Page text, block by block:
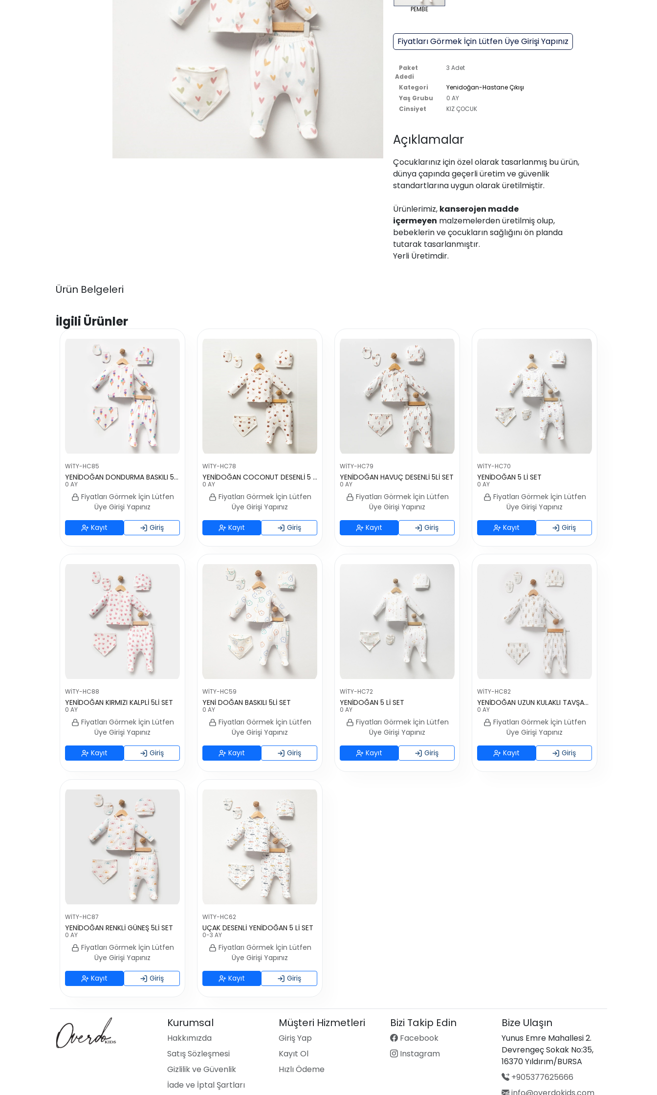
PEMBE
Fiyatları Görmek İçin Lütfen Üye Girişi Yapınız
Paket
Adedi
3 Adet
Kategori
Yenidoğan-Hastane Çıkışı
Yaş Grubu
0 AY
Cinsiyet
KIZ ÇOCUK
Açıklamalar
Çocuklarınız için özel olarak tasarlanmış bu ürün,
dünya çapında geçerli üretim ve güvenlik
standartlarına uygun olarak üretilmiştir.
Ürünlerimiz, kanserojen madde
içermeyen malzemelerden üretilmiş olup,
bebeklerin ve çocukların sağlığını ön planda
tutarak tasarlanmıştır.
Yerli Üretimdir.
Ürün Belgeleri
İlgili Ürünler
WİTY-HC85
YENİDOĞAN DONDURMA BASKILI 5Lİ SET
0 AY
Fiyatları Görmek İçin Lütfen
Üye Girişi Yapınız
Kayıt Giriş
WİTY-HC78
YENİDOĞAN COCONUT DESENLİ 5 Lİ SET
0 AY
Fiyatları Görmek İçin Lütfen
Üye Girişi Yapınız
Kayıt Giriş
WİTY-HC79
YENİDOĞAN HAVUÇ DESENLİ 5Lİ SET
0 AY
Fiyatları Görmek İçin Lütfen
Üye Girişi Yapınız
Kayıt Giriş
WİTY-HC70
YENİDOĞAN 5 Lİ SET
0 AY
Fiyatları Görmek İçin Lütfen
Üye Girişi Yapınız
Kayıt Giriş
WİTY-HC88
YENİDOĞAN KIRMIZI KALPLİ 5Lİ SET
0 AY
Fiyatları Görmek İçin Lütfen
Üye Girişi Yapınız
Kayıt Giriş
WİTY-HC59
YENİ DOĞAN BASKILI 5Lİ SET
0 AY
Fiyatları Görmek İçin Lütfen
Üye Girişi Yapınız
Kayıt Giriş
WİTY-HC72
YENİDOĞAN 5 Lİ SET
0 AY
Fiyatları Görmek İçin Lütfen
Üye Girişi Yapınız
Kayıt Giriş
WİTY-HC82
YENİDOĞAN UZUN KULAKLI TAVŞAN 5 Lİ HASTANE ÇIKIŞI
0 AY
Fiyatları Görmek İçin Lütfen
Üye Girişi Yapınız
Kayıt Giriş
WİTY-HC87
YENİDOĞAN RENKLİ GÜNEŞ 5Lİ SET
0 AY
Fiyatları Görmek İçin Lütfen
Üye Girişi Yapınız
Kayıt Giriş
WİTY-HC62
UÇAK DESENLİ YENİDOĞAN 5 Lİ SET
0-3 AY
Fiyatları Görmek İçin Lütfen
Üye Girişi Yapınız
Kayıt Giriş
Kurumsal
Hakkımızda
Satış Sözleşmesi
Gizlilik ve Güvenlik
İade ve İptal Şartları
Müşteri Hizmetleri
Giriş Yap
Kayıt Ol
Hızlı Ödeme
Bizi Takip Edin
Facebook
Instagram
Bize Ulaşın
Yunus Emre Mahallesi 2.
Devrengeç Sokak No:35,
16370 Yıldırım/BURSA
+905377625666